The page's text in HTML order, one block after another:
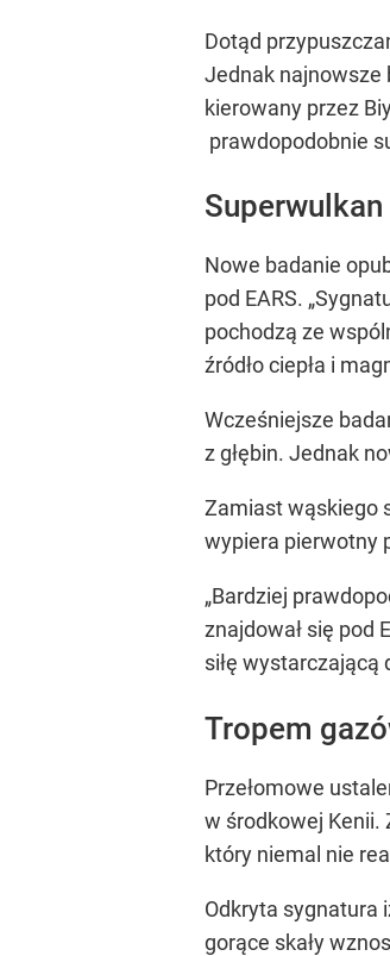
Dotąd
Jednak najnowsze
kierowany przez
prawdopodobnie
Nowe badanie
pod EARS.
pochodzą ze
źródło ciepła i
Wcześniejsze
z głębin. Jednak
Zamiast wąskiego
wypiera pierwotny
„Bardziej
znajdował się pod
siłę
Tropem
Przełomowe
w środkowej Kenii.
który niemal nie
Odkryta sygnatura
gorące skały